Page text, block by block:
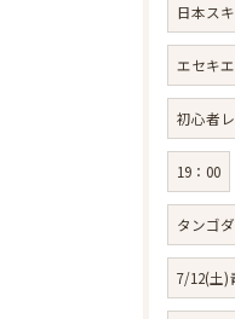
日本スキ
エセキ
初心者
19：00
タンゴ
7/12(土)